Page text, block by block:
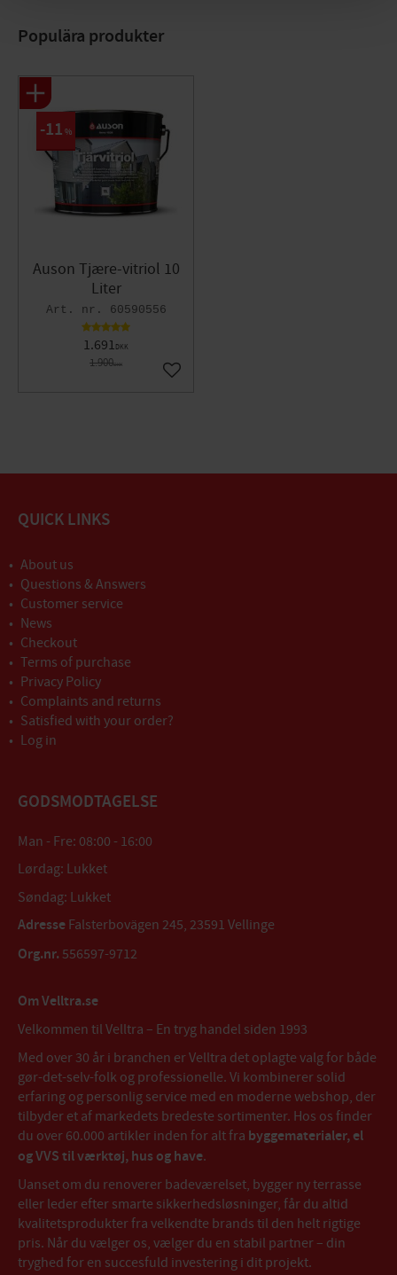
Populära produkter
Auson Tjære-vitriol 10
Liter
60590556
1.691DKK
1.900DKK
11 %
Gem som favorit
QUICK LINKS
About us
Questions & Answers
Customer service
News
Checkout
Terms of purchase
Privacy Policy
Complaints and returns
Satisfied with your order?
Log in
GODSMODTAGELSE
Man - Fre: 08:00 - 16:00
Lørdag: Lukket
Søndag: Lukket
Adresse Falsterbovägen 245, 23591 Vellinge
Org.nr. 556597-9712
Om Velltra.se
Velkommen til Velltra – En tryg handel siden 1993
Med over 30 år i branchen er Velltra det oplagte valg for både
gør-det-selv-folk og professionelle. Vi kombinerer solid
erfaring og personlig service med en moderne webshop, der
tilbyder et af markedets bredeste sortimenter. Hos os finder
du over 60.000 artikler inden for alt fra byggematerialer, el
og VVS til værktøj, hus og have.
Uanset om du renoverer badeværelset, bygger ny terrasse
eller leder efter smarte sikkerhedsløsninger, får du altid
kvalitetsprodukter fra velkendte brands til den helt rigtige
pris. Når du vælger os, vælger du en stabil partner – din
tryghed for en succesfuld investering i dit projekt.